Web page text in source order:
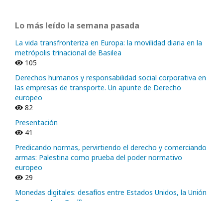
Lo más leído la semana pasada
La vida transfronteriza en Europa: la movilidad diaria en la
metrópolis trinacional de Basilea
105
Derechos humanos y responsabilidad social corporativa en
las empresas de transporte. Un apunte de Derecho
europeo
82
Presentación
41
Predicando normas, pervirtiendo el derecho y comerciando
armas: Palestina como prueba del poder normativo
europeo
29
Monedas digitales: desafíos entre Estados Unidos, la Unión